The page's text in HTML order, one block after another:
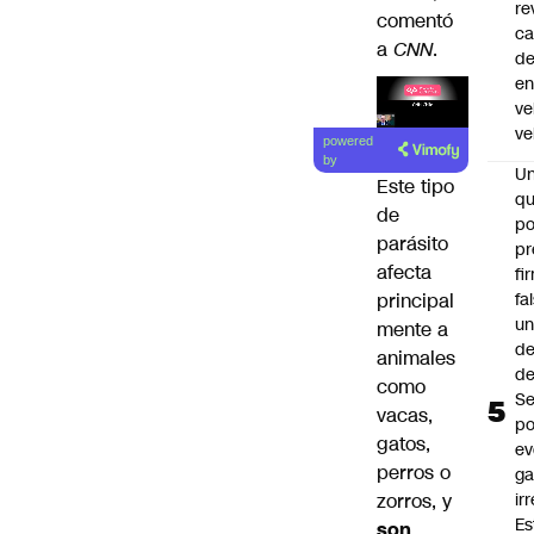
comentó
a CNN.
Lea el
artículo
powered
by
Este tipo
de
parásito
afecta
principal
mente a
animales
como
vacas,
gatos,
perros o
zorros, y
en